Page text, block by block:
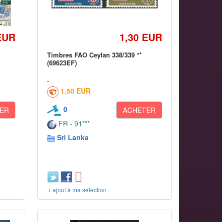
1,30 EUR
Timbres FAO Ceylan 338/339 **
(69623EF)
1,50 EUR
0
ACHETER
FR - 91***
Sri Lanka
+ ajout à ma sélection